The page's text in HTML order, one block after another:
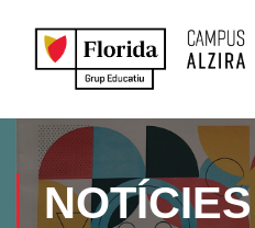
NOTÍCIES